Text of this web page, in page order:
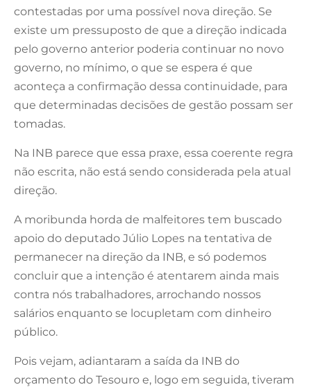
contestadas por uma possível nova direção. Se
existe um pressuposto de que a direção indicada
pelo governo anterior poderia continuar no novo
governo, no mínimo, o que se espera é que
aconteça a confirmação dessa continuidade, para
que determinadas decisões de gestão possam ser
tomadas.
Na INB parece que essa praxe, essa coerente regra
não escrita, não está sendo considerada pela atual
direção.
A moribunda horda de malfeitores tem buscado
apoio do deputado Júlio Lopes na tentativa de
permanecer na direção da INB, e só podemos
concluir que a intenção é atentarem ainda mais
contra nós trabalhadores, arrochando nossos
salários enquanto se locupletam com dinheiro
público.
Pois vejam, adiantaram a saída da INB do
orçamento do Tesouro e, logo em seguida, tiveram